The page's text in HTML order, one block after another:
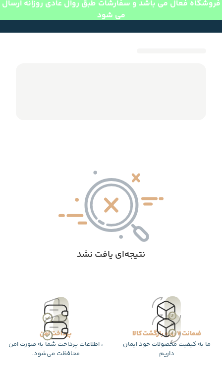
فروشگاه فعال می باشد و سفارشات طبق روال عادی روزانه ارسال
می شود
نتیجه‌ای یافت نشد
ضمانت 7 روزه بازگشت کالا
ما به کیفیت محصولات خود ایمان
داریم
پرداخت امن
، اطلاعات پرداخت شما به صورت امن
محافظت می‌شود.